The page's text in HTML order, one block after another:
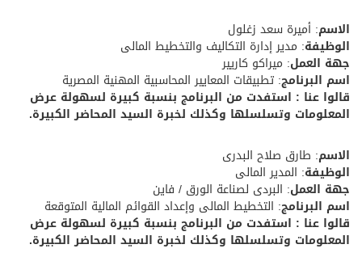
الاسم: أميرة سعد زغلول
الوظيفة: مدير إدارة التكاليف والتخطيط المالى
جهة العمل: ميراكو كاريير
اسم البرنامج: تطبيقات المعايير المحاسبية المهنية المصرية
قالوا عنا : استفدت من البرنامج بنسبة كبيرة لسهولة عرض
المعلومات وتسلسلها وكذلك لخبرة السيد المحاضر الكبيرة.
الاسم: طارق صلاح البدرى
الوظيفة: المدير المالى
جهة العمل: البردى لصناعة الورق / فاين
اسم البرنامج: التخطيط المالى وإعداد القوائم المالية المتوقعة
قالوا عنا : استفدت من البرنامج بنسبة كبيرة لسهولة عرض
المعلومات وتسلسلها وكذلك لخبرة السيد المحاضر الكبيرة.